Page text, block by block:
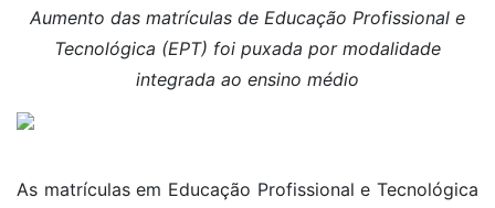
Aumento das matrículas de Educação Profissional e
Tecnológica (EPT) foi puxada por modalidade
integrada ao ensino médio
As matrículas em Educação Profissional e Tecnológica